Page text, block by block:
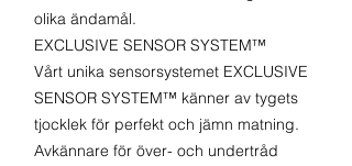
olika ändamål.
EXCLUSIVE SENSOR SYSTEM™
Vårt unika sensorsystemet EXCLUSIVE
SENSOR SYSTEM™ känner av tygets
tjocklek för perfekt och jämn matning.
Avkännare för över- och undertråd